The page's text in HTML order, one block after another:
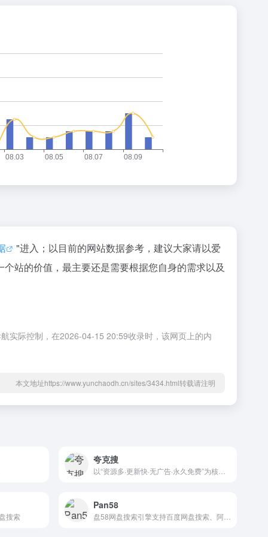
"进入；以目前的网站数据参考，建议大家请以爱
站的价值，最主要还是需要根据您自身的需求以及
实际控制，在2026-04-15 20:59收录时，该网页上的内
本文地址https://www.yunchaodh.cn/sites/3434.html转载请注明
夸克搜
搜索
Pan58